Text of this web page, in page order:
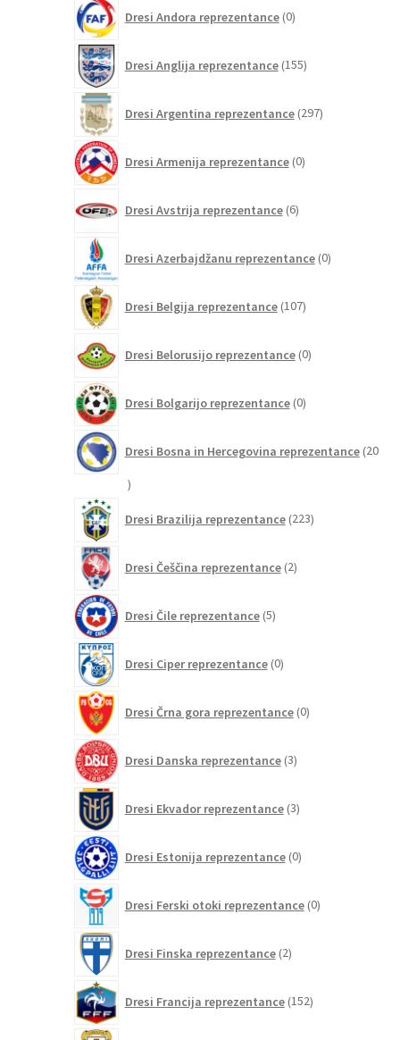
Dresi Andora reprezentance 0izdelkov
Dresi Anglija reprezentance 155izdelkov
Dresi Argentina reprezentance 297izdelkov
Dresi Armenija reprezentance 0izdelkov
Dresi Avstrija reprezentance 6izdelkov
Dresi Azerbajdžanu reprezentance 0izdelkov
Dresi Belgija reprezentance 107izdelkov
Dresi Belorusijo reprezentance 0izdelkov
Dresi Bolgarijo reprezentance 0izdelkov
Dresi Bosna in Hercegovina reprezentance 20
20
Dresi Brazilija reprezentance 223izdelkov
Dresi Češčina reprezentance 2izdelka
Dresi Čile reprezentance 5izdelkov
Dresi Ciper reprezentance 0izdelkov
Dresi Črna gora reprezentance 0izdelkov
Dresi Danska reprezentance 3izdelki
Dresi Ekvador reprezentance 3izdelki
Dresi Estonija reprezentance 0izdelkov
Dresi Ferski otoki reprezentance 0izdelkov
Dresi Finska reprezentance 2izdelka
Dresi Francija reprezentance 152izdelkov